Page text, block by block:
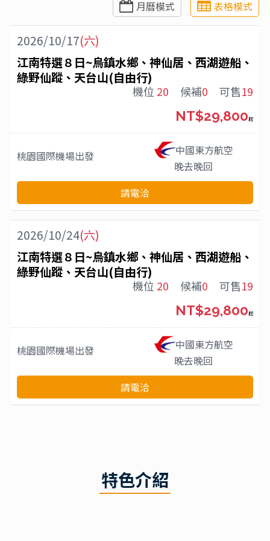
月曆模式 表格模式
2026/10/17(六)
江南特選８日~烏鎮水鄉、神仙居、西湖遊船、
綠野仙蹤、天台山(自由行)
機位 20 候補0 可售19
桃園國際機場出發
中國東方航空
晚去晚回
NT$29,800起
請電洽
2026/10/24(六)
江南特選８日~烏鎮水鄉、神仙居、西湖遊船、
綠野仙蹤、天台山(自由行)
機位 20 候補0 可售19
桃園國際機場出發
中國東方航空
晚去晚回
NT$29,800起
請電洽
特色介紹